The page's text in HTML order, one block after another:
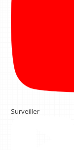
Surveiller